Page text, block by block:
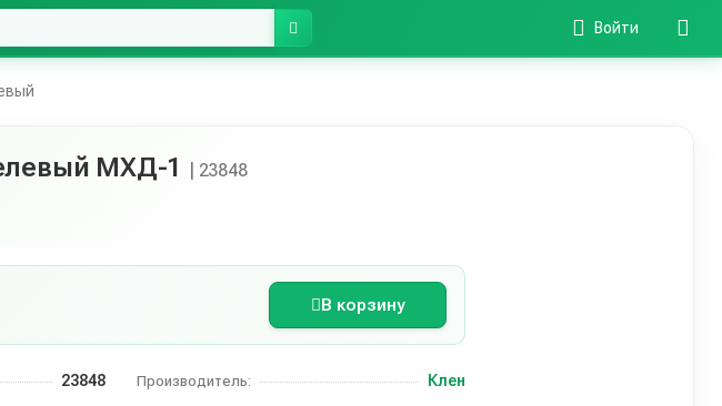
Войти
МХД-1 | 23848
В корзину
23848 Производитель: Клен